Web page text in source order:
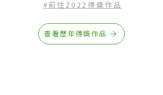
#前往2022得獎作品
查看歷年得獎作品